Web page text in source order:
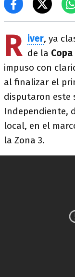
R iver, ya
de la
impuso con
al finalizar el
disputaron este
Independiente,
local, en el
la Zona 3.